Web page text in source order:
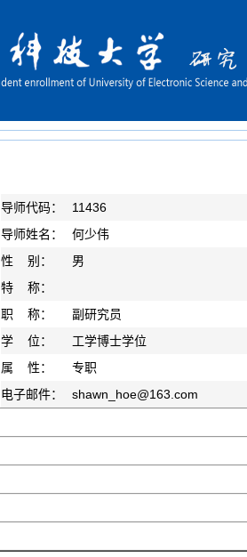
导师代码：
11436
导师姓名：
何少伟
性 别：
男
特 称：
职 称：
副研究员
学 位：
工学博士学位
属 性：
专职
电子邮件：
shawn_hoe@163.com